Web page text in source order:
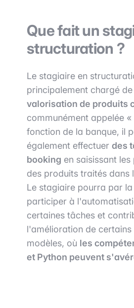
Que fait un
structuration ?
Le stagiaire en
principalement chargé de
valorisation de produits
communément appelée «
fonction de la banque, il
également effectuer des
booking en saisissant
des produits traités dans
Le stagiaire pourra par la
participer à
certaines tâches et
l'amélioration de certains
modèles, où les
et Python peuvent